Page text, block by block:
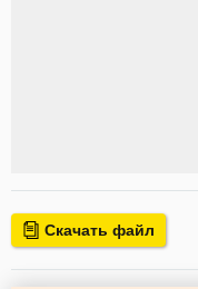
Скачать файл